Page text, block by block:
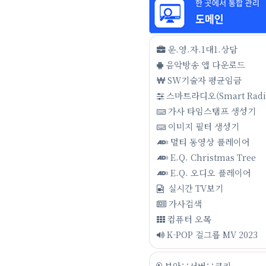
운.영.자.1대1.상담
음악방송 앱 다운로드
SW기술자 평균임금
스마트라디오(Smart
가사 타임스탬프 생성기
이미지 필터 생성기
멀티 동영상 플레이어
E.Q. Christmas Tree
E.Q. 오디오 플레이어
실시간 TV보기
가사검색
컴퓨터 오목
K-POP 걸그룹 MV 2023